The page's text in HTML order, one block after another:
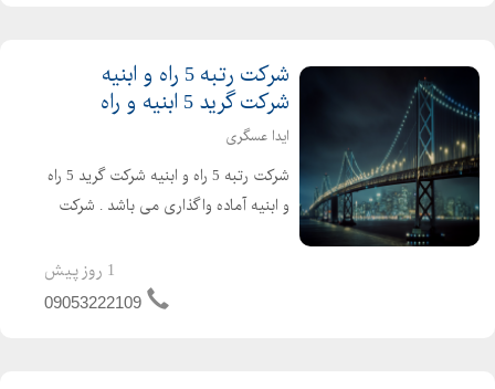
شرکت رتبه 5 راه و ابنیه
شرکت گرید 5 ابنیه و راه
ایدا عسگری
شرکت رتبه 5 راه و ابنیه شرکت گرید 5 راه
و ابنیه آماده واگذاری می باشد . شرکت
پیمانکاری و 2 سال تعهد مهندسین می
باشد . تازه تاسیس و بدون کارکرد و بدون
1 روز پیش
09053222109